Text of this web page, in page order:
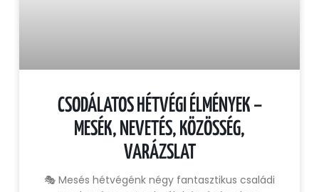
CSODÁLATOS HÉTVÉGI ÉLMÉNYEK –
MESÉK, NEVETÉS, KÖZÖSSÉG,
VARÁZSLAT
🎭 Mesés hétvégénk négy fantasztikus családi